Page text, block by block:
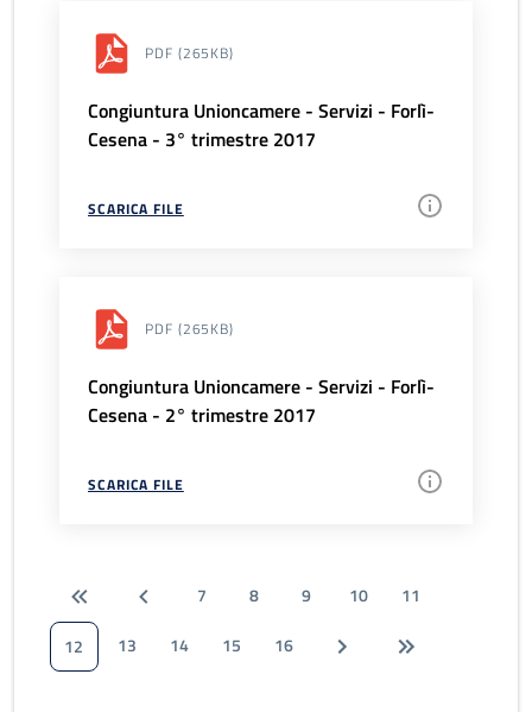
PDF (265KB)
Congiuntura Unioncamere - Servizi - Forlì-
Cesena - 3° trimestre 2017
SCARICA FILE
PDF (265KB)
Congiuntura Unioncamere - Servizi - Forlì-
Cesena - 2° trimestre 2017
SCARICA FILE
7 8 9 10
11
12
13 14 15 16